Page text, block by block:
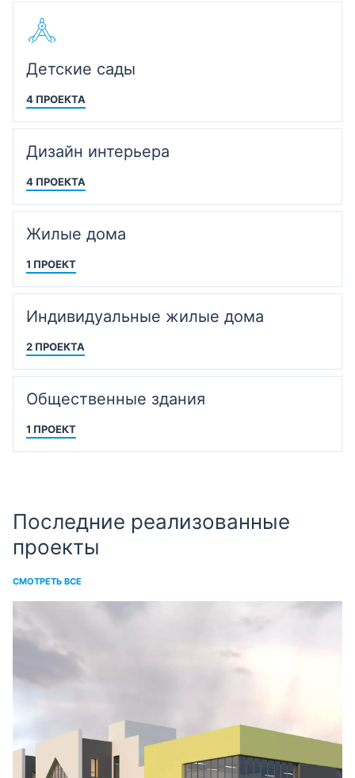
Детские сады
4 ПРОЕКТА
Дизайн интерьера
4 ПРОЕКТА
Жилые дома
1 ПРОЕКТ
Индивидуальные жилые дома
2 ПРОЕКТА
Общественные здания
1 ПРОЕКТ
Последние реализованные
проекты
СМОТРЕТЬ ВСЕ